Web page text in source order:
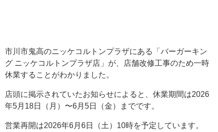
市川市鬼高のニッケコルトンプラザにある「バーガーキン
グ ニッケコルトンプラザ店」が、店舗改修工事のため一時
休業することがわかりました。
店頭に掲示されていたお知らせによると、休業期間は2026
年5月18日（月）〜6月5日（金）までです。
営業再開は2026年6月6日（土）10時を予定しています。